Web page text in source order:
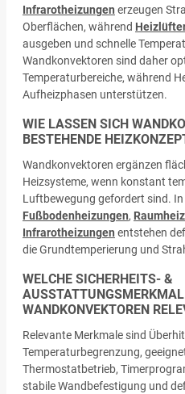
Infrarotheizungen erzeugen
Oberflächen, während
ausgeben und schnelle
Wandkonvektoren sind daher
Temperaturbereiche, während
Aufheizphasen unterstützen.
WIE LASSEN SICH
BESTEHENDE
Wandkonvektoren ergänzen
Heizsysteme, wenn konstant
Luftbewegung gefordert sind.
Fußbodenheizungen,
Infrarotheizungen entstehen
die Grundtemperierung und
WELCHE SICHERHEITS- &
WANDKONVEKTOREN
Relevante Merkmale sind
Temperaturbegrenzung,
Thermostatbetrieb,
stabile Wandbefestigung und